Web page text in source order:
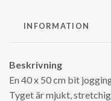
INFORMATION
Beskrivning
En 40 x 50 cm bit
Tyget är mjukt,